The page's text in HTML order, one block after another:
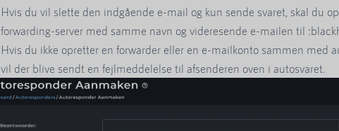
Hvis du vil slette den indgående e-mail og kun sende svaret, skal du
forwarding-server med samme navn og videresende e-mailen til
Hvis du ikke opretter en forwarder eller en e-mailkonto sammen med
vil der blive sendt en fejlmeddelelse til afsenderen oven i autosvaret.